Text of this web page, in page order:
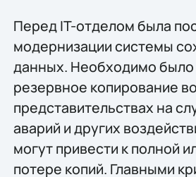
Перед IT-отделом была
модернизации системы
данных. Необходимо было
резервное копирование
представительствах на
аварий и других
могут привести к полной
потере копий. Главными